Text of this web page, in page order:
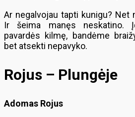
Ar negalvojau tapti kunigu? Net
Ir šeima manęs neskatino.
pavardės kilmę, bandėme
bet atsekti nepavyko.
Rojus – Plungėje
Adomas Rojus